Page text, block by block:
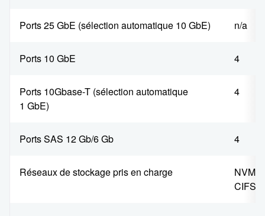
Ports 25 GbE (sélection automatique 10 GbE) n/a
Ports 10 GbE 4
Ports 10Gbase-T (sélection automatique
1 GbE)
4
Ports SAS 12 Gb/6 Gb 4
Réseaux de stockage pris en charge
CIFS/